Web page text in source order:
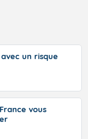
un risque
vous